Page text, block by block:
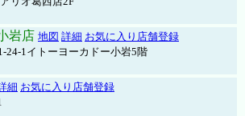
岩店 地図 詳細 お気に入り店舗登録
24-1イトーヨーカドー小岩5階
細 お気に入り店舗登録